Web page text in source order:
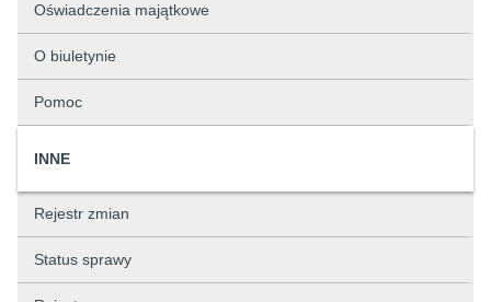
Oświadczenia majątkowe
O biuletynie
Pomoc
INNE
Rejestr zmian
Status sprawy